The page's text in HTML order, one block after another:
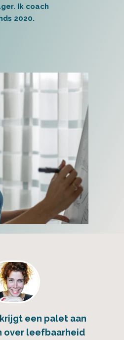
Ik coach
2020.
een palet aan
over leefbaarheid